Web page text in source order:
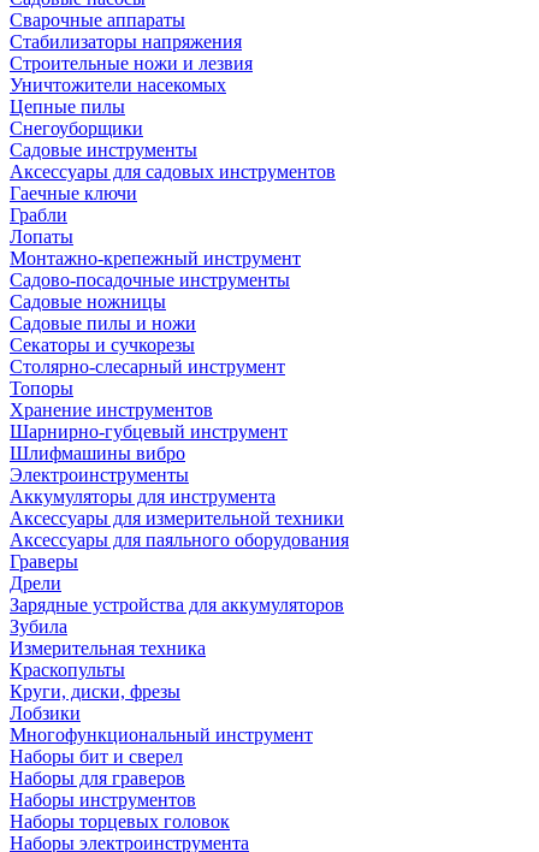
Сварочные аппараты
Стабилизаторы напряжения
Строительные ножи и лезвия
Уничтожители насекомых
Цепные пилы
Снегоуборщики
Садовые инструменты
Аксессуары для садовых инструментов
Гаечные ключи
Грабли
Лопаты
Монтажно-крепежный инструмент
Садово-посадочные инструменты
Садовые ножницы
Садовые пилы и ножи
Секаторы и сучкорезы
Столярно-слесарный инструмент
Топоры
Хранение инструментов
Шарнирно-губцевый инструмент
Шлифмашины вибро
Электроинструменты
Аккумуляторы для инструмента
Аксессуары для измерительной техники
Аксессуары для паяльного оборудования
Граверы
Дрели
Зарядные устройства для аккумуляторов
Зубила
Измерительная техника
Краскопульты
Круги, диски, фрезы
Лобзики
Многофункциональный инструмент
Наборы бит и сверел
Наборы для граверов
Наборы инструментов
Наборы торцевых головок
Наборы электроинструмента